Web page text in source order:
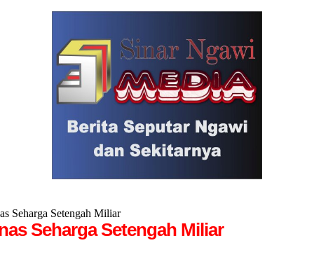
Seharga Setengah Miliar
Seharga Setengah Miliar